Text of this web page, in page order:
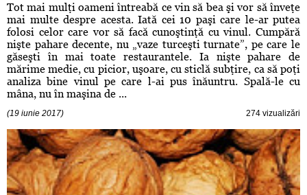
Tot mai mulţi oameni întreabă ce vin să bea şi vor să înveţe
mai multe despre acesta. Iată cei 10 paşi care le-ar putea
folosi celor care vor să facă cunoştinţă cu vinul. Cumpără
nişte pahare decente, nu „vaze turceşti turnate”, pe care le
găseşti în mai toate restaurantele. Ia nişte pahare de
mărime medie, cu picior, uşoare, cu sticlă subţire, ca să poţi
analiza bine vinul pe care l-ai pus înăuntru. Spală-le cu
mâna, nu în maşina de ...
(19 iunie 2017) 274 vizualizări